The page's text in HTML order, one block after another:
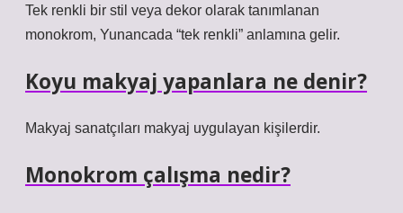
Tek renkli bir stil veya dekor olarak tanımlanan
monokrom, Yunancada “tek renkli” anlamına gelir.
Koyu makyaj yapanlara ne denir?
Makyaj sanatçıları makyaj uygulayan kişilerdir.
Monokrom çalışma nedir?